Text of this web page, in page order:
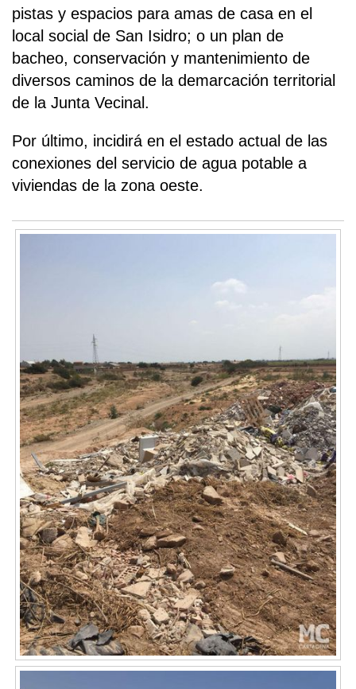
pistas y espacios para amas de casa en el
local social de San Isidro; o un plan de
bacheo, conservación y mantenimiento de
diversos caminos de la demarcación territorial
de la Junta Vecinal.
Por último, incidirá en el estado actual de las
conexiones del servicio de agua potable a
viviendas de la zona oeste.